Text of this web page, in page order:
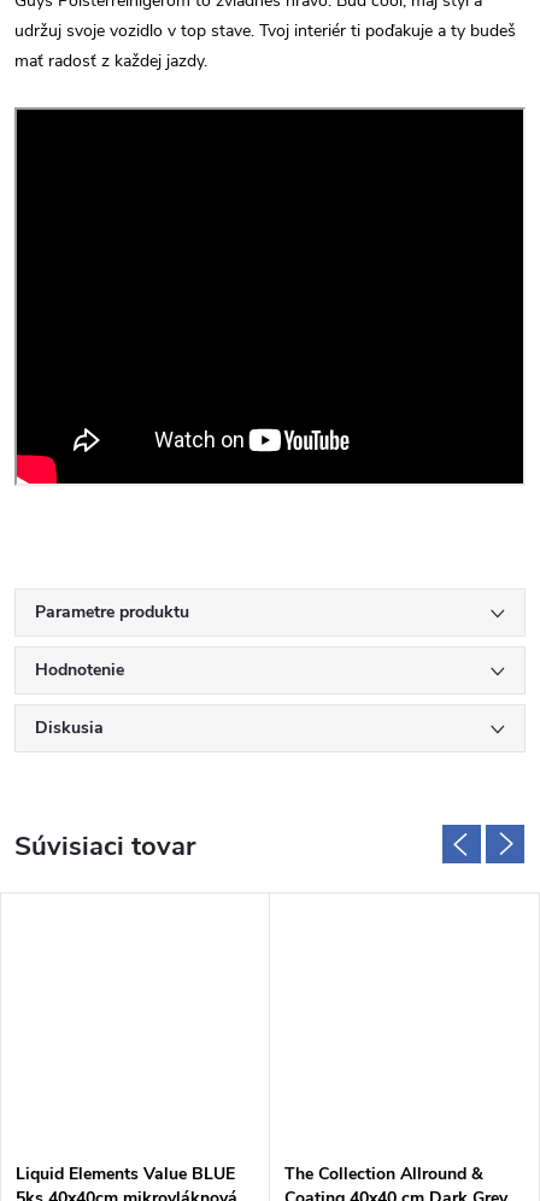
udržuj svoje vozidlo v top stave. Tvoj interiér ti poďakuje a ty budeš
mať radosť z každej jazdy.
Parametre produktu
Hodnotenie
Diskusia
Súvisiaci tovar
Liquid Elements Value BLUE
The Collection Allround &